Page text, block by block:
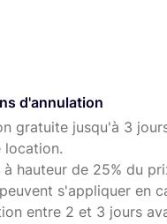
d'annulation
gratuite jusqu'à 3
location.
à hauteur de 25% du
s'appliquer en
entre 2 et 3 jours